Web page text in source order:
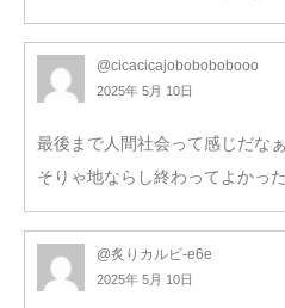
@cicacicajobobobobooo
2025年 5月 10日
最後まで人間社会って感じだなぁ
そりゃ地ならし終わってよかっ
@炙りカルビ-e6e
2025年 5月 10日